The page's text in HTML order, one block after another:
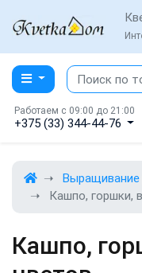
Работаем с 09:00 до 21:00
+375 (33) 344-44-76
Выращивание
Кашпо, горшки,
Кашпо,